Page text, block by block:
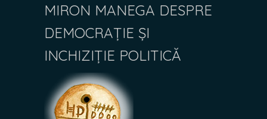
MIRON MANEGA DESPRE
DEMOCRAȚIE ȘI
INCHIZIȚIE POLITICĂ